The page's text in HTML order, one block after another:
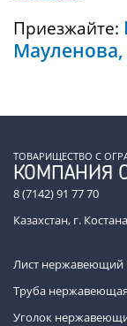
Приезжайте:
ТОВАРИЩЕСТВО С
КОМПАНИЯ
8 (7142) 91 77 70
Казахстан, г.
Лист нержавеющий
Труба нержавеющая
Уголок